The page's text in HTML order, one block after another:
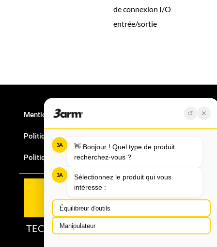
de connexion I/O
entrée/sortie
Mentions Légales
Politique en matière de cookies
Politique Qualité
TECNOSPIRO MACHINE TOOL, S.L.U.